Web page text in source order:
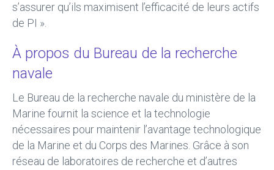
s’assurer qu’ils maximisent l’efficacité de leurs actifs
de PI ».
À propos du Bureau de la recherche
navale
Le Bureau de la recherche navale du ministère de la
Marine fournit la science et la technologie
nécessaires pour maintenir l’avantage technologique
de la Marine et du Corps des Marines. Grâce à son
réseau de laboratoires de recherche et d’autres